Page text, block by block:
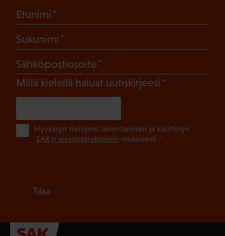
Etunimi
Sukunimi
Sähköpostiosoite
Millä kielellä haluat uutiskirjeesi (Pakollinen)
Hyväksyn tietojeni tallentamisen ja käsittelyn
SAK:n viestintärekisterin mukaisesti *
Tilaa